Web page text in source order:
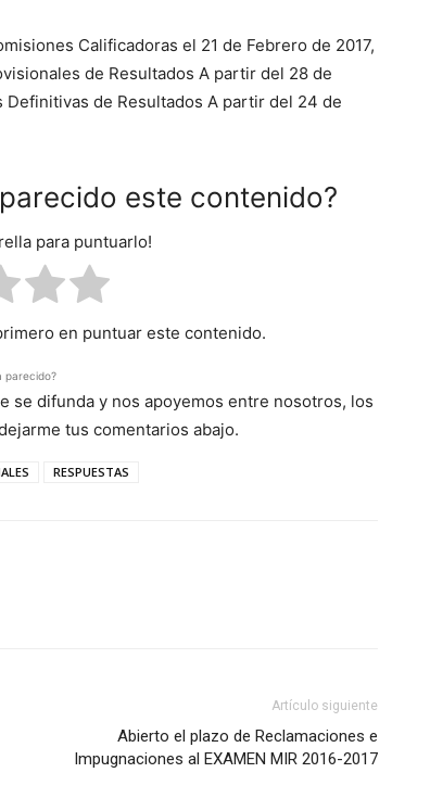
Calificadoras el 21 de Febrero de 2017,
de Resultados A partir del 28 de
Definitivas de Resultados A partir del 24 de
este contenido?
para puntuarlo!
en puntuar este contenido.
parecido?
se difunda y nos apoyemos entre nosotros, los
tus comentarios abajo.
RESPUESTAS
Artículo siguiente
Abierto el plazo de Reclamaciones e
Impugnaciones al EXAMEN MIR 2016-2017